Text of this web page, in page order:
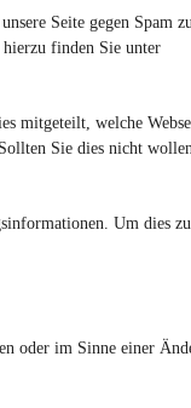
Seite gegen Spam
finden Sie unter
mitgeteilt, welche
Sie dies nicht
Um dies
oder im Sinne einer